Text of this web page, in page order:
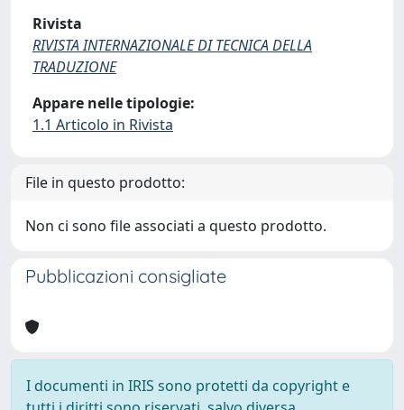
Rivista
RIVISTA INTERNAZIONALE DI TECNICA DELLA
TRADUZIONE
Appare nelle tipologie:
1.1 Articolo in Rivista
File in questo prodotto:
Non ci sono file associati a questo prodotto.
Pubblicazioni consigliate
I documenti in IRIS sono protetti da copyright e